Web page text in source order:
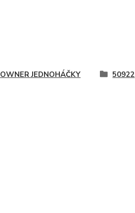
OWNER JEDNOHÁČKY 50922